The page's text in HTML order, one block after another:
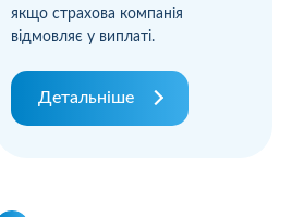
якщо страхова компанія
відмовляє у виплаті.
Детальніше